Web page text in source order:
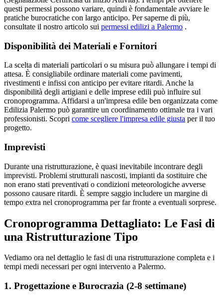
questi permessi possono variare, quindi è fondamentale avviare le
pratiche burocratiche con largo anticipo. Per saperne di più,
consultate il nostro articolo sui permessi edilizi a Palermo .
Disponibilità dei Materiali e Fornitori
La scelta di materiali particolari o su misura può allungare i tempi di
attesa. È consigliabile ordinare materiali come pavimenti,
rivestimenti e infissi con anticipo per evitare ritardi. Anche la
disponibilità degli artigiani e delle imprese edili può influire sul
cronoprogramma. Affidarsi a un'impresa edile ben organizzata come
Edilizia Palermo può garantire un coordinamento ottimale tra i vari
professionisti. Scopri come scegliere l'impresa edile giusta per il tuo
progetto.
Imprevisti
Durante una ristrutturazione, è quasi inevitabile incontrare degli
imprevisti. Problemi strutturali nascosti, impianti da sostituire che
non erano stati preventivati o condizioni meteorologiche avverse
possono causare ritardi. È sempre saggio includere un margine di
tempo extra nel cronoprogramma per far fronte a eventuali sorprese.
Cronoprogramma Dettagliato: Le Fasi di
una Ristrutturazione Tipo
Vediamo ora nel dettaglio le fasi di una ristrutturazione completa e i
tempi medi necessari per ogni intervento a Palermo.
1. Progettazione e Burocrazia (2-8 settimane)